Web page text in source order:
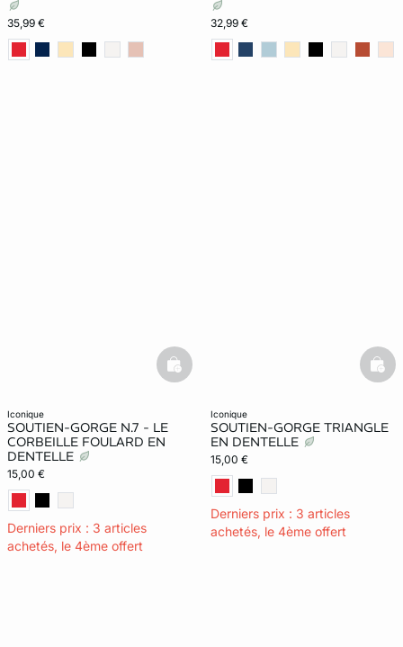
35,99 € 32,99 €
iconique
SOUTIEN-GORGE N.7 - LE
CORBEILLE FOULARD EN
DENTELLE
15,00 €
Derniers prix : 3 articles
achetés, le 4ème offert
basketfull
iconique
SOUTIEN-GORGE TRIANGLE
EN DENTELLE
15,00 €
Derniers prix : 3 articles
achetés, le 4ème offert